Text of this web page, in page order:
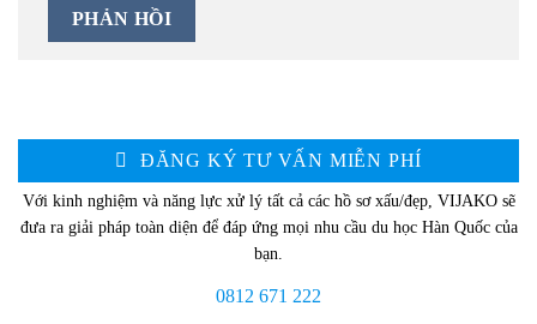
ĐĂNG KÝ TƯ VẤN MIỄN PHÍ
Với kinh nghiệm và năng lực xử lý tất cả các hồ sơ xấu/đẹp, VIJAKO sẽ
đưa ra giải pháp toàn diện để đáp ứng mọi nhu cầu du học Hàn Quốc của
bạn.
0812 671 222